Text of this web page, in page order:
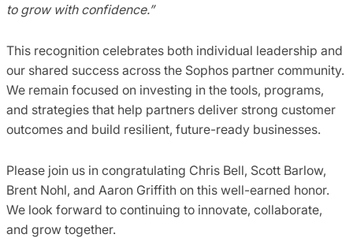
to grow with confidence.”
This recognition celebrates both individual leadership and
our shared success across the Sophos partner community.
We remain focused on investing in the tools, programs,
and strategies that help partners deliver strong customer
outcomes and build resilient, future-ready businesses.
Please join us in congratulating Chris Bell, Scott Barlow,
Brent Nohl, and Aaron Griffith on this well-earned honor.
We look forward to continuing to innovate, collaborate,
and grow together.